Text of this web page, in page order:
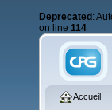
Deprecated :
on line 114
Accueil